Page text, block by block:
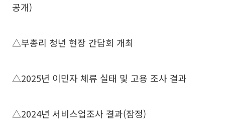
공개)
△부총리 청년 현장 간담회 개최
△2025년 이민자 체류 실태 및 고용 조사 결과
△2024년 서비스업조사 결과(잠정)